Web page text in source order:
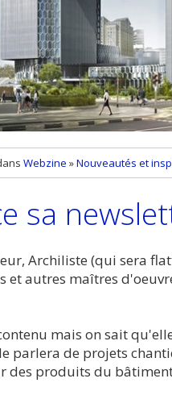
Webzine »Nouveautés et
sa
Archiliste (qui sera
et autres maîtres
mais on sait
parlera de projets
des produits du